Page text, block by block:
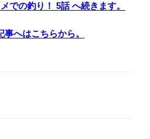
での釣り！ 5話 へ続きます。
事へはこちらから。